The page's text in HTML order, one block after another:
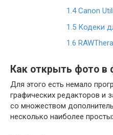
1.4Canon
1.5 Кодеки
1.6
Как открыть фото в
Для этого есть немало
графических редакторов и
со множеством
несколько наиболее